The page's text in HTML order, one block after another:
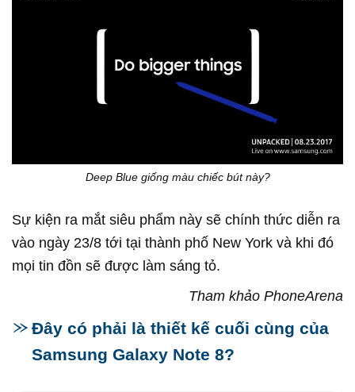
Deep Blue giống màu chiếc bút này?
Sự kiện ra mắt siêu phẩm này sẽ chính thức diễn ra
vào ngày 23/8 tới tại thành phố New York và khi đó
mọi tin đồn sẽ được làm sáng tỏ.
Tham khảo PhoneArena
Đây có phải là thiết kế cuối cùng của
Samsung Galaxy Note 8?